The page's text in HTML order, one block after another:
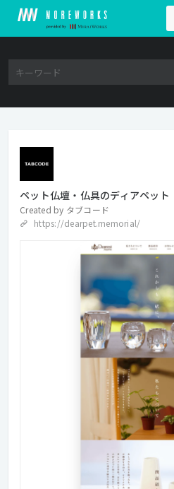
ペット仏壇・仏具のディアペット
Created by タブコード
https://dearpet.memorial/